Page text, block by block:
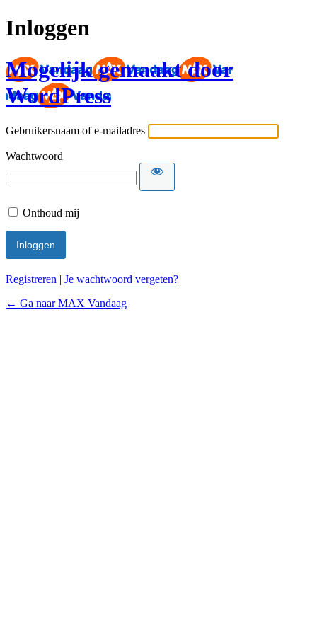
Inloggen
Mogelijk gemaakt door
WordPress
Gebruikersnaam of e-mailadres
Wachtwoord
Onthoud mij
Registreren | Je wachtwoord vergeten?
← Ga naar MAX Vandaag